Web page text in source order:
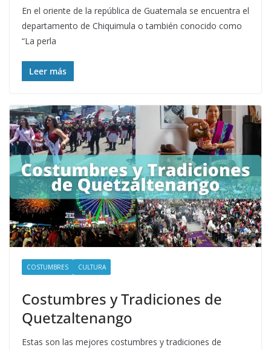
En el oriente de la república de Guatemala se encuentra el
departamento de Chiquimula o también conocido como
“La perla
Leer más
COSTUMBRES CULTURA
Costumbres y Tradiciones de
Quetzaltenango
Estas son las mejores costumbres y tradiciones de